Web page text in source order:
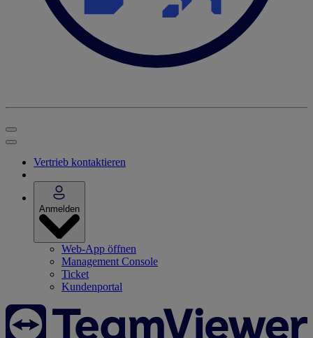
Vertrieb kontaktieren
Anmelden
Web-App öffnen
Management Console
Ticket
Kundenportal